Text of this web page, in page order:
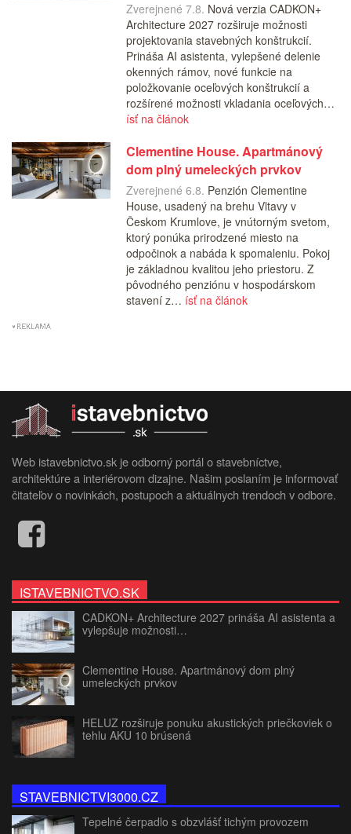
Zverejnené 7.8. Nová verzia CADKON+
Architecture 2027 rozširuje možnosti
projektovania stavebných konštrukcií.
Prináša AI asistenta, vylepšené delenie
okenných rámov, nové funkcie na
položkovanie oceľových konštrukcií a
rozšírené možnosti vkladania oceľových…
ísť na článok
Clementine House. Apartmánový
dom plný umeleckých prvkov
Zverejnené 6.8. Penzión Clementine
House, usadený na brehu Vltavy v
Českom Krumlove, je vnútorným svetom,
ktorý ponúka prirodzené miesto na
odpočinok a nabáda k spomaleniu. Pokoj
je základnou kvalitou jeho priestoru. Z
pôvodného penziónu v hospodárskom
stavení z… ísť na článok
Web istavebnictvo.sk je odborný portál o stavebníctve,
architektúre a interiérovom dizajne. Našim poslaním je informovať
čitateľov o novinkách, postupoch a aktuálnych trendoch v odbore.
ISTAVEBNICTVO.SK
CADKON+ Architecture 2027 prináša AI asistenta a
vylepšuje možnosti…
Clementine House. Apartmánový dom plný
umeleckých prvkov
HELUZ rozširuje ponuku akustických priečkoviek o
tehlu AKU 10 brúsená
STAVEBNICTVI3000.CZ
Tepelné čerpadlo s obzvlášť tichým provozem